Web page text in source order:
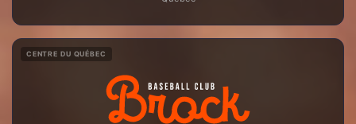
CENTRE DU QUÉBEC